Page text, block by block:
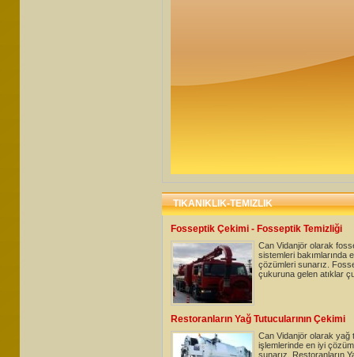
TIKANIKLIK-TEMIZLIK
Fosseptik Çekimi - Fosseptik Temizliği
Can Vidanjör olarak
sistemleri bakımlarında
çözümleri sunarız.
çukuruna gelen atıklar
Restoranların Yağ Tutucularının Çekimi
Can Vidanjör olarak yağ
işlemlerinde en iyi
sunarız. Restoranların